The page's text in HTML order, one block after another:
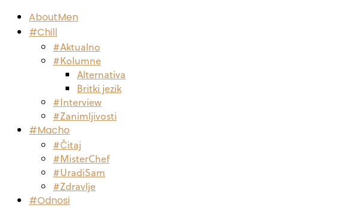
AboutMen
#Chill
#Aktualno
#Kolumne
Alternativa
Britki jezik
#Interview
#Zanimljivosti
#Macho
#Čitaj
#MisterChef
#UradiSam
#Zdravlje
#Odnosi